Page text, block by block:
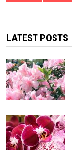
LATEST POSTS